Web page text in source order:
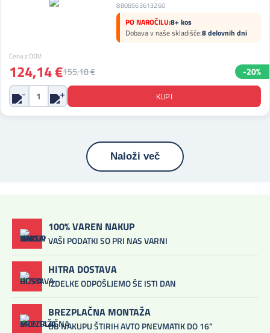
8808563613260
PO NAROČILU:8+ kos
Dobava v naše skladišče:8 delovnih dni
Cena z DDV:
124,14 €155,18 € -20%
Naloži več
100% VAREN NAKUP
VAŠI PODATKI SO PRI NAS VARNI
HITRA DOSTAVA
IZDELKE ODPOŠLJEMO ŠE ISTI DAN
BREZPLAČNA MONTAŽA
OB NAKUPU ŠTIRIH AVTO PNEVMATIK DO 16”